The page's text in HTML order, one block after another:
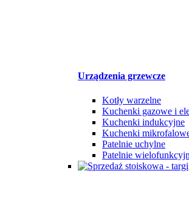
Urządzenia grzewcze
Kotły warzelne
Kuchenki gazowe i
Kuchenki indukcyjne
Kuchenki
Patelnie uchylne
Patelnie